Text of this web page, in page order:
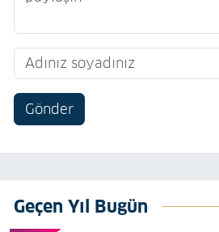
Gönder
Geçen Yıl Bugün